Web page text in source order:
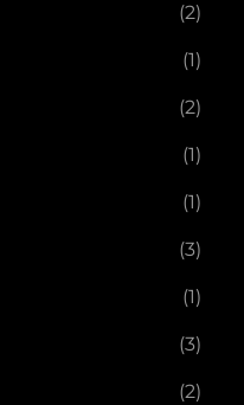
(2)
(1)
(2)
(1)
(1)
(3)
(1)
(3)
(2)